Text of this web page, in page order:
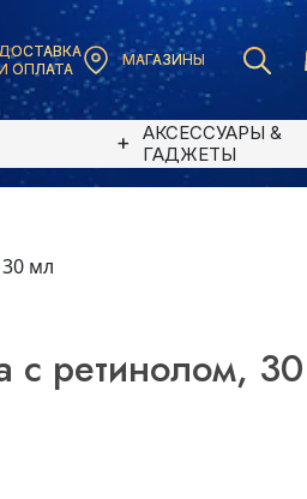
ДОСТАВКА
ОПЛАТА
МАГАЗИНЫ
АКСЕССУАРЫ &
ГАДЖЕТЫ
мл
с ретинолом,